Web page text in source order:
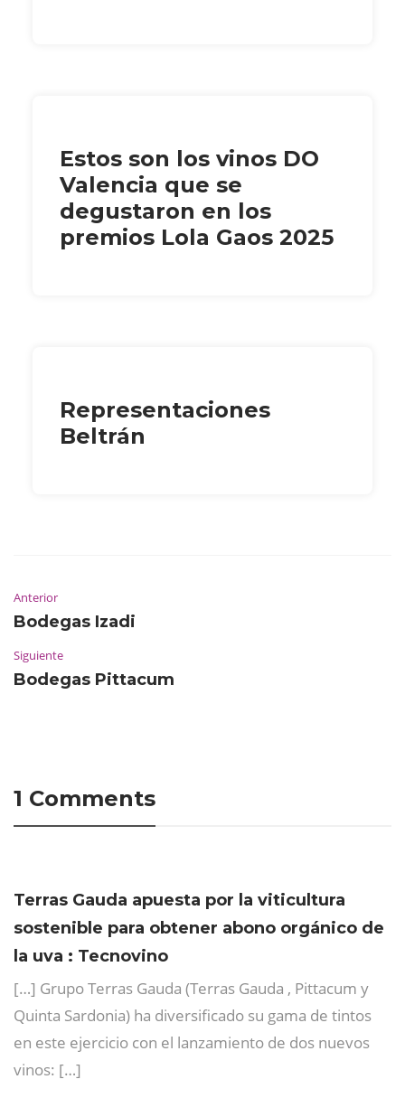
Estos son los vinos DO
Valencia que se
degustaron en los
premios Lola Gaos 2025
Representaciones
Beltrán
Anterior
Bodegas Izadi
Siguiente
Bodegas Pittacum
1 Comments
Terras Gauda apuesta por la viticultura
sostenible para obtener abono orgánico de
la uva : Tecnovino
[…] Grupo Terras Gauda (Terras Gauda , Pittacum y
Quinta Sardonia) ha diversificado su gama de tintos
en este ejercicio con el lanzamiento de dos nuevos
vinos: […]